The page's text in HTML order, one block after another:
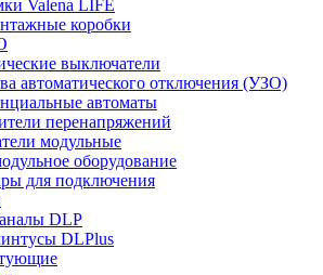
Valena LIFE
коробки
выключатели
автоматического отключения (УЗО)
автоматы
перенапряжений
модульные
оборудование
для подключения
DLP
DLPlus